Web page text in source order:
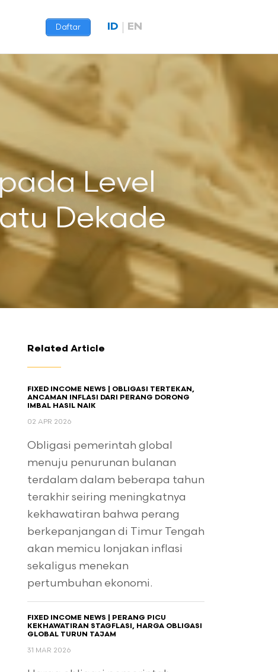
Daftar ID EN
Level
Dekade
Related Article
FIXED INCOME NEWS | OBLIGASI TERTEKAN,
ANCAMAN INFLASI DARI PERANG DORONG
IMBAL HASIL NAIK
02 APR 2026
Obligasi pemerintah global
menuju penurunan bulanan
terdalam dalam beberapa tahun
terakhir seiring meningkatnya
kekhawatiran bahwa perang
berkepanjangan di Timur Tengah
akan memicu lonjakan inflasi
sekaligus menekan
pertumbuhan ekonomi.
FIXED INCOME NEWS | PERANG PICU
KEKHAWATIRAN STAGFLASI, HARGA OBLIGASI
GLOBAL TURUN TAJAM
31 MAR 2026